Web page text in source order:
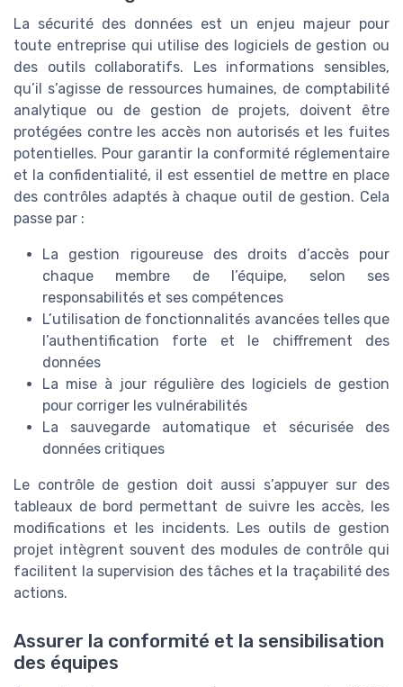
La sécurité des données est un enjeu majeur pour
toute entreprise qui utilise des logiciels de gestion ou
des outils collaboratifs. Les informations sensibles,
qu’il s’agisse de ressources humaines, de comptabilité
analytique ou de gestion de projets, doivent être
protégées contre les accès non autorisés et les fuites
potentielles. Pour garantir la conformité réglementaire
et la confidentialité, il est essentiel de mettre en place
des contrôles adaptés à chaque outil de gestion. Cela
passe par :
La gestion rigoureuse des droits d’accès pour
chaque membre de l’équipe, selon ses
responsabilités et ses compétences
L’utilisation de fonctionnalités avancées telles que
l’authentification forte et le chiffrement des
données
La mise à jour régulière des logiciels de gestion
pour corriger les vulnérabilités
La sauvegarde automatique et sécurisée des
données critiques
Le contrôle de gestion doit aussi s’appuyer sur des
tableaux de bord permettant de suivre les accès, les
modifications et les incidents. Les outils de gestion
projet intègrent souvent des modules de contrôle qui
facilitent la supervision des tâches et la traçabilité des
actions.
Assurer la conformité et la sensibilisation
des équipes